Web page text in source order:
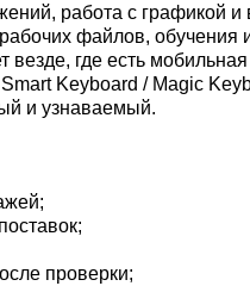
работа с графикой и
файлов, обучения
где есть мобильная
Keyboard / Magic
и узнаваемый.
проверки;